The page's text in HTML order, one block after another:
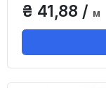
₴ 41,88 / м